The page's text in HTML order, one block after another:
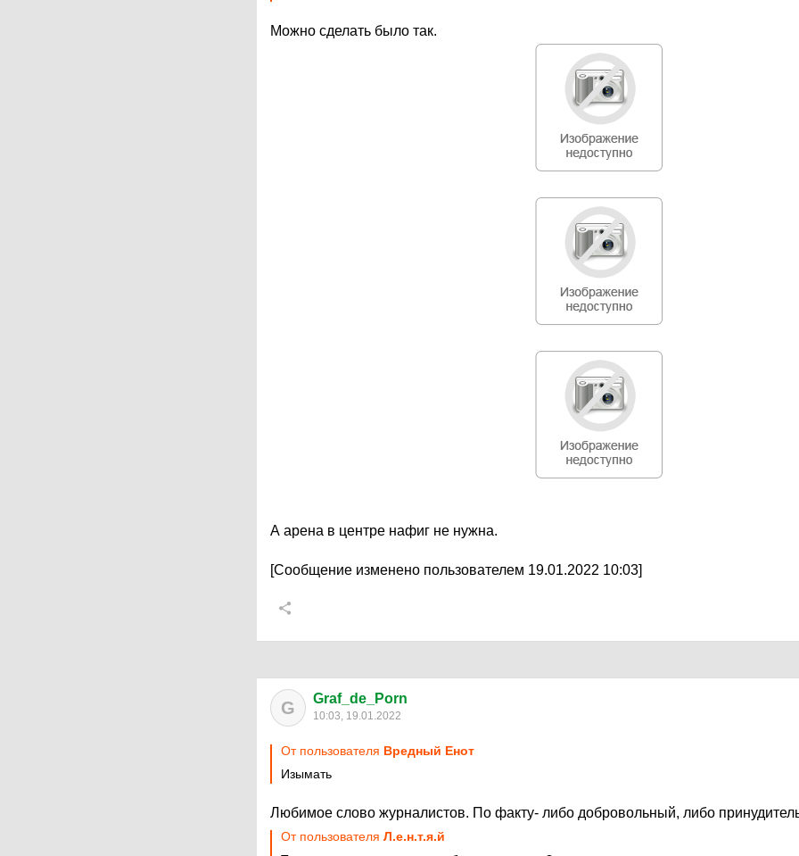
Можно сделать было так.
А арена в центре нафиг не нужна.
[Сообщение изменено пользователем 19.01.2022 10:03]
G Graf_de_Porn
10:03, 19.01.2022
От пользователя Вредный Енот
Изымать
Любимое слово журналистов. По факту- либо добровольный, либо
От пользователя Л.е.н.т.я.й